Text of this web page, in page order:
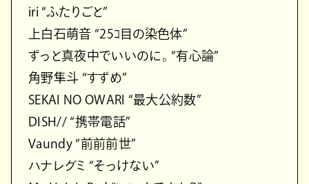
iri “ふたりごと”
上白石萌音 “25ｺ目の染色体”
ずっと真夜中でいいのに。 “有心論”
角野隼斗 “すずめ”
SEKAI NO OWARI “最大公約数”
DISH// “携帯電話”
Vaundy “前前前世”
ハナレグミ “そっけない”